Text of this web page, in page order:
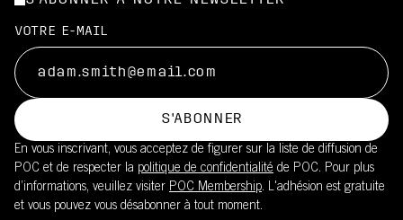
VOTRE E-MAIL
S'ABONNER
En vous inscrivant, vous acceptez de figurer sur la liste de diffusion de
POC et de respecter la politique de confidentialité de POC. Pour plus
d’informations, veuillez visiter POC Membership. L'adhésion est gratuite
et vous pouvez vous désabonner à tout moment.